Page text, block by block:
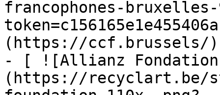
francophones-bruxelles-
(https://ccf.brussels/)
- [ ![Allianz
(https://recyclart.be/